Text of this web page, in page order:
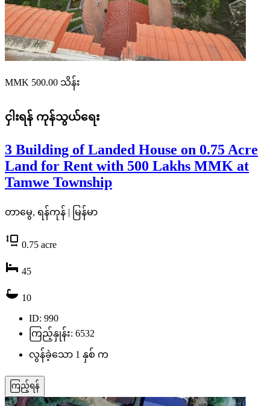
MMK 500.00 သိန်း
ငှါးရန် ကုန်သွယ်ရေး
3 Building of Landed House on 0.75 Acre
Land for Rent with 500 Lakhs MMK at
Tamwe Township
တာမွေ, ရန်ကုန် | မြန်မာ
0.75 acre
45
10
ID: 990
ကြည့်နှုန်း: 6532
လွန်ခဲ့သော 1 နှစ် က
ကြည့်ရန်